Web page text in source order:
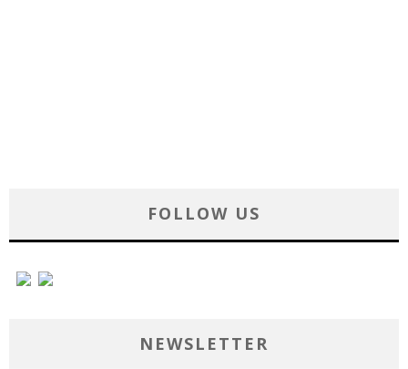
FOLLOW US
NEWSLETTER